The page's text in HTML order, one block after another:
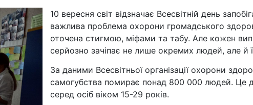
10 вересня світ відзначає Всесвітній день
важлива проблема охорони громадського
оточена стигмою, міфами та табу. Але кожен
серйозно зачіпає не лише окремих людей, але й
За даними Всесвітньої організації охорони
самогубства помирає понад 800 000 людей. Це
серед осіб віком 15-29 років.